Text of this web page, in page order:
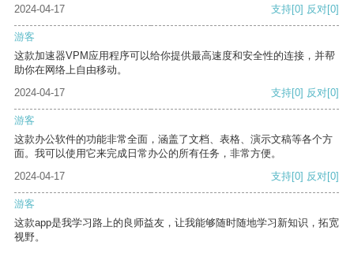
2024-04-17 支持[0] 反对[0]
游客
这款加速器VPM应用程序可以给你提供最高速度和安全性的连接，并帮
助你在网络上自由移动。
2024-04-17
支持[0] 反对[0]
游客
这款办公软件的功能非常全面，涵盖了文档、表格、演示文稿等各个方
面。我可以使用它来完成日常办公的所有任务，非常方便。
2024-04-17
支持[0] 反对[0]
游客
这款app是我学习路上的良师益友，让我能够随时随地学习新知识，拓宽
视野。